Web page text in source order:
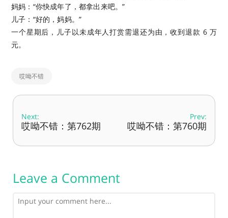
妈妈：“你快成年了，都拿出来吧。”
儿子：“好的，妈妈。”
一个星期后，儿子以未成年人打赏需退还为由，收到退款 6 万
元。
哎呦不错
Next:
哎呦不错：第762期
Prev:
哎呦不错：第760期
Leave a Comment